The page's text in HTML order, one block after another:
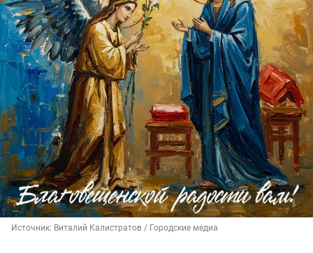
Источник: Виталий Калистратов / Городские медиа